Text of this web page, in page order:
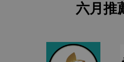
六月推